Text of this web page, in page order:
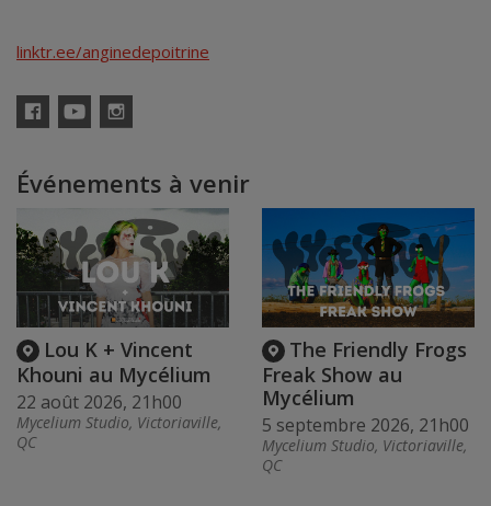
linktr.ee/anginedepoitrine
FacebookYouTubeInstagram
Événements à venir
Lou K + Vincent
Khouni au Mycélium
22 août 2026, 21h00
Mycelium Studio, Victoriaville,
QC
The Friendly Frogs
Freak Show au
Mycélium
5 septembre 2026, 21h00
Mycelium Studio, Victoriaville,
QC